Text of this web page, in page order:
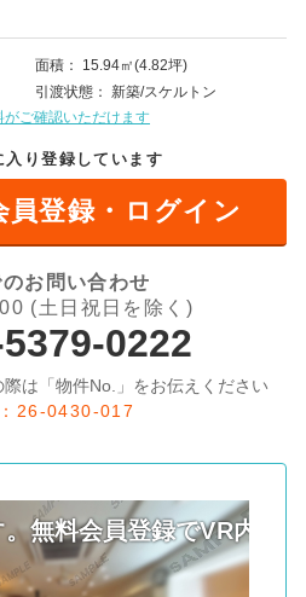
面積
15.94㎡(4.82坪)
引渡状態
新築/スケルトン
がご確認いただけます
入り登録しています
員登録・ログイン
お問い合わせ
(土日祝日を除く)
0222
は「物件No.」をお伝えください
26-0430-017